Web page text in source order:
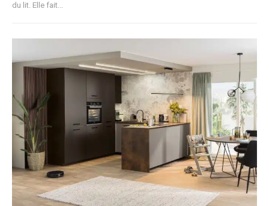
du lit. Elle fait...